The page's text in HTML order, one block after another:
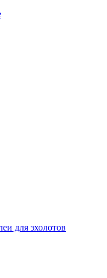
для эхолотов